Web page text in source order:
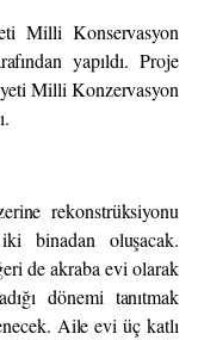
Milli Konservasyon
yapıldı. Proje
Milli Konzervasyon
rekonstrüksiyonu
binadan oluşacak.
de akraba evi olarak
dönemi tanıtmak
Aile evi üç katlı